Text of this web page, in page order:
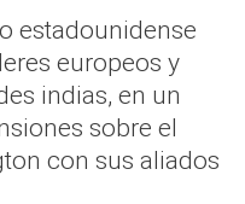
estadounidense
europeos y
indias, en un
sobre el
con sus aliados